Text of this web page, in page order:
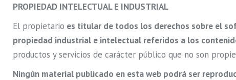
PROPIEDAD INTELECTUAL E INDUSTRIAL
El propietario es titular de todos los derechos sobre el
propiedad industrial e intelectual referidos a los
productos y servicios de carácter público que no son
Ningún material publicado en esta web podrá ser